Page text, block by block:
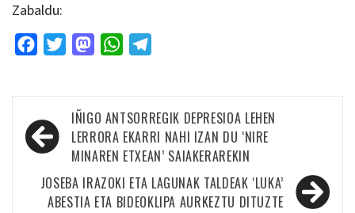
Zabaldu:
FacebookTwitterMastodonWhatsApp
Bidalketetan
zehar
nabigatu
IÑIGO ANTSORREGIK DEPRESIOA LEHEN
LERRORA EKARRI NAHI IZAN DU ‘NIRE
MINAREN ETXEAN’ SAIAKERAREKIN
JOSEBA IRAZOKI ETA LAGUNAK TALDEAK ‘LUKA’
ABESTIA ETA BIDEOKLIPA AURKEZTU DITUZTE